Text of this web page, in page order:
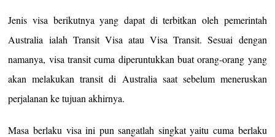
Jenis visa berikutnya yang dapat di terbitkan oleh pemerintah
Australia ialah Transit Visa atau Visa Transit. Sesuai dengan
namanya, visa transit cuma diperuntukkan buat orang-orang yang
akan melakukan transit di Australia saat sebelum meneruskan
perjalanan ke tujuan akhirnya.
Masa berlaku visa ini pun sangatlah singkat yaitu cuma berlaku